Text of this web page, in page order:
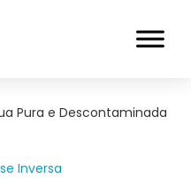
Pura e Descontaminada
Inversa